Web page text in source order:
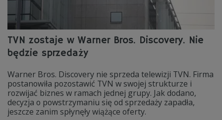
TVN zostaje w Warner Bros. Discovery. Nie
będzie sprzedaży
Warner Bros. Discovery nie sprzeda telewizji TVN. Firma
postanowiła pozostawić TVN w swojej strukturze i
rozwijać biznes w ramach jednej grupy. Jak dodano,
decyzja o powstrzymaniu się od sprzedaży zapadła,
jeszcze zanim spłynęły wiążące oferty.